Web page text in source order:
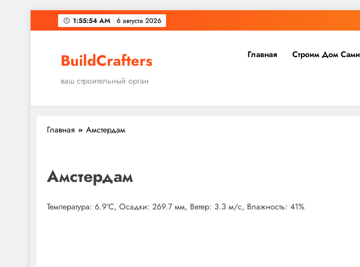
Перейти
к
1:55:55 AM 6 августа 2026
BuildCrafters
ваш строительный орган
Главная Строим Дом Сами
Главная Амстердам
Амстердам
Температура: 6.9°C, Осадки: 269.7 мм, Ветер: 3.3 м/с, Влажность: 41%